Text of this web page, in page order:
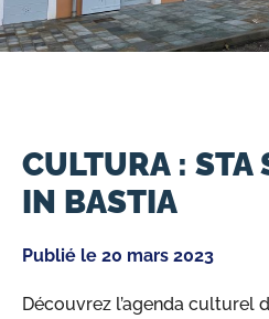
CULTURA : STA
IN BASTIA
Publié le 20 mars 2023
Découvrez l’agenda culturel